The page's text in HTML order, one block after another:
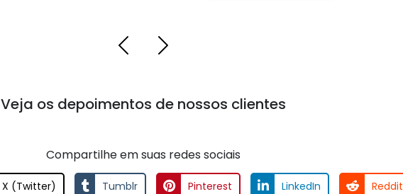
Veja os depoimentos de nossos clientes
Compartilhe em suas redes sociais
X (Twitter) Tumblr Pinterest LinkedIn Reddit